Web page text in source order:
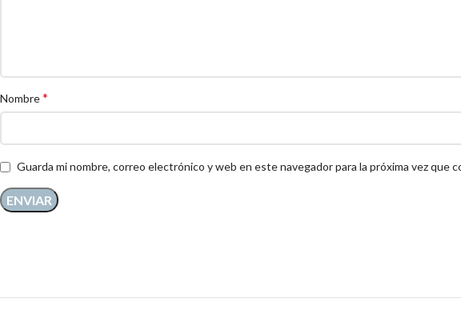
Nombre*
Guarda mi nombre, correo electrónico y web en este navegador para la próxima vez que